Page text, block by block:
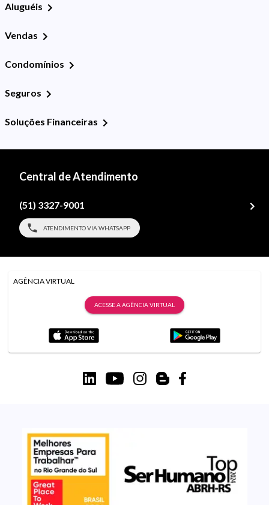
Aluguéis
Vendas
Condomínios
Seguros
Soluções Financeiras
Central de Atendimento
(51) 3327-9001
ATENDIMENTO VIA WHATSAPP
AGÊNCIA VIRTUAL
ACESSE A AGÊNCIA VIRTUAL